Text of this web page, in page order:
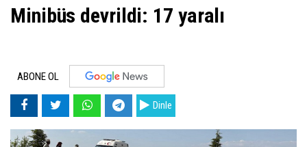
Minibüs devrildi: 17 yaralı
ABONE OL
Dinle